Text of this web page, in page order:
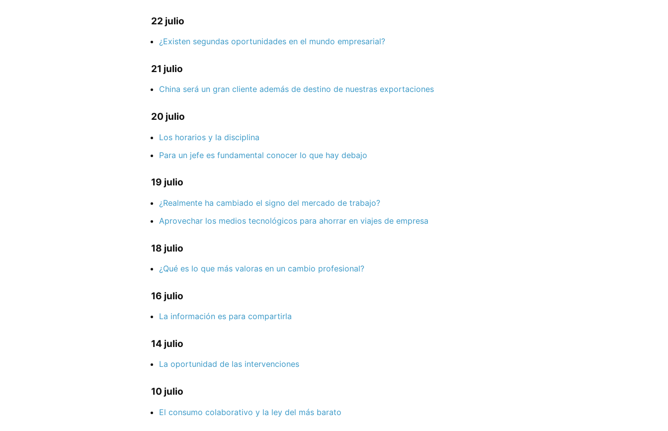
22 julio
¿Existen segundas oportunidades en el mundo empresarial?
21 julio
China será un gran cliente además de destino de nuestras exportaciones
20 julio
Los horarios y la disciplina
Para un jefe es fundamental conocer lo que hay debajo
19 julio
¿Realmente ha cambiado el signo del mercado de trabajo?
Aprovechar los medios tecnológicos para ahorrar en viajes de empresa
18 julio
¿Qué es lo que más valoras en un cambio profesional?
16 julio
La información es para compartirla
14 julio
La oportunidad de las intervenciones
10 julio
El consumo colaborativo y la ley del más barato